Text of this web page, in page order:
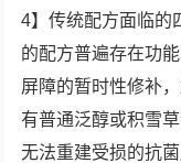
4】传统配方面临的
的配方普遍存在功
屏障的暂时性修补
有普通泛醇或积雪
无法重建受损的抗